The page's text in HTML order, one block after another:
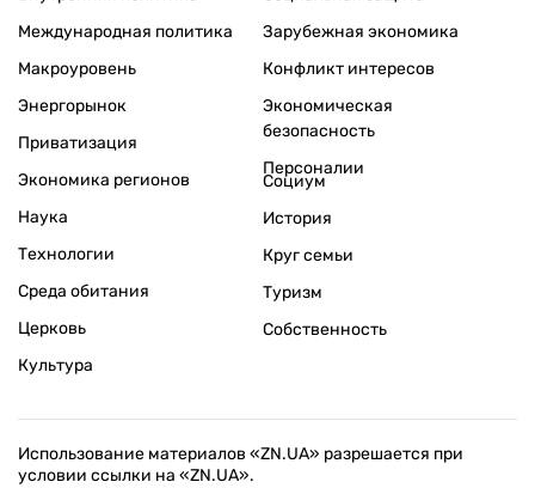
Международная политика
Макроуровень
Энергорынок
Приватизация
Экономика регионов
Зарубежная экономика
Конфликт интересов
Экономическая
безопасность
Персоналии
Наука
Технологии
Среда обитания
Церковь
Культура
Социум
История
Круг семьи
Туризм
Собственность
Использование материалов «ZN.UA» разрешается при
условии ссылки на «ZN.UA».